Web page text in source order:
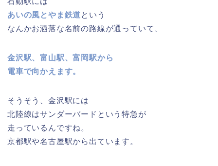
あいの風とやま鉄道という
なんかお洒落な名前の路線が通っていて、
金沢駅、富山駅、富岡駅から
電車で向かえます。
そうそう、金沢駅には
北陸線はサンダーバードという特急が
走っているんですね。
京都駅や名古屋駅から出ています。